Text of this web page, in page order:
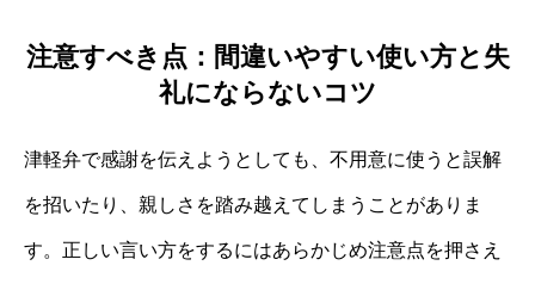
注意すべき点：間違いやすい使い方と失
礼にならないコツ
津軽弁で感謝を伝えようとしても、不用意に使うと誤解
を招いたり、親しさを踏み越えてしまうことがありま
す。正しい言い方をするにはあらかじめ注意点を押さえ